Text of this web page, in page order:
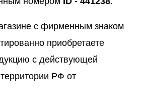
с фирменным знаком
приобретаете
с действующей
РФ от